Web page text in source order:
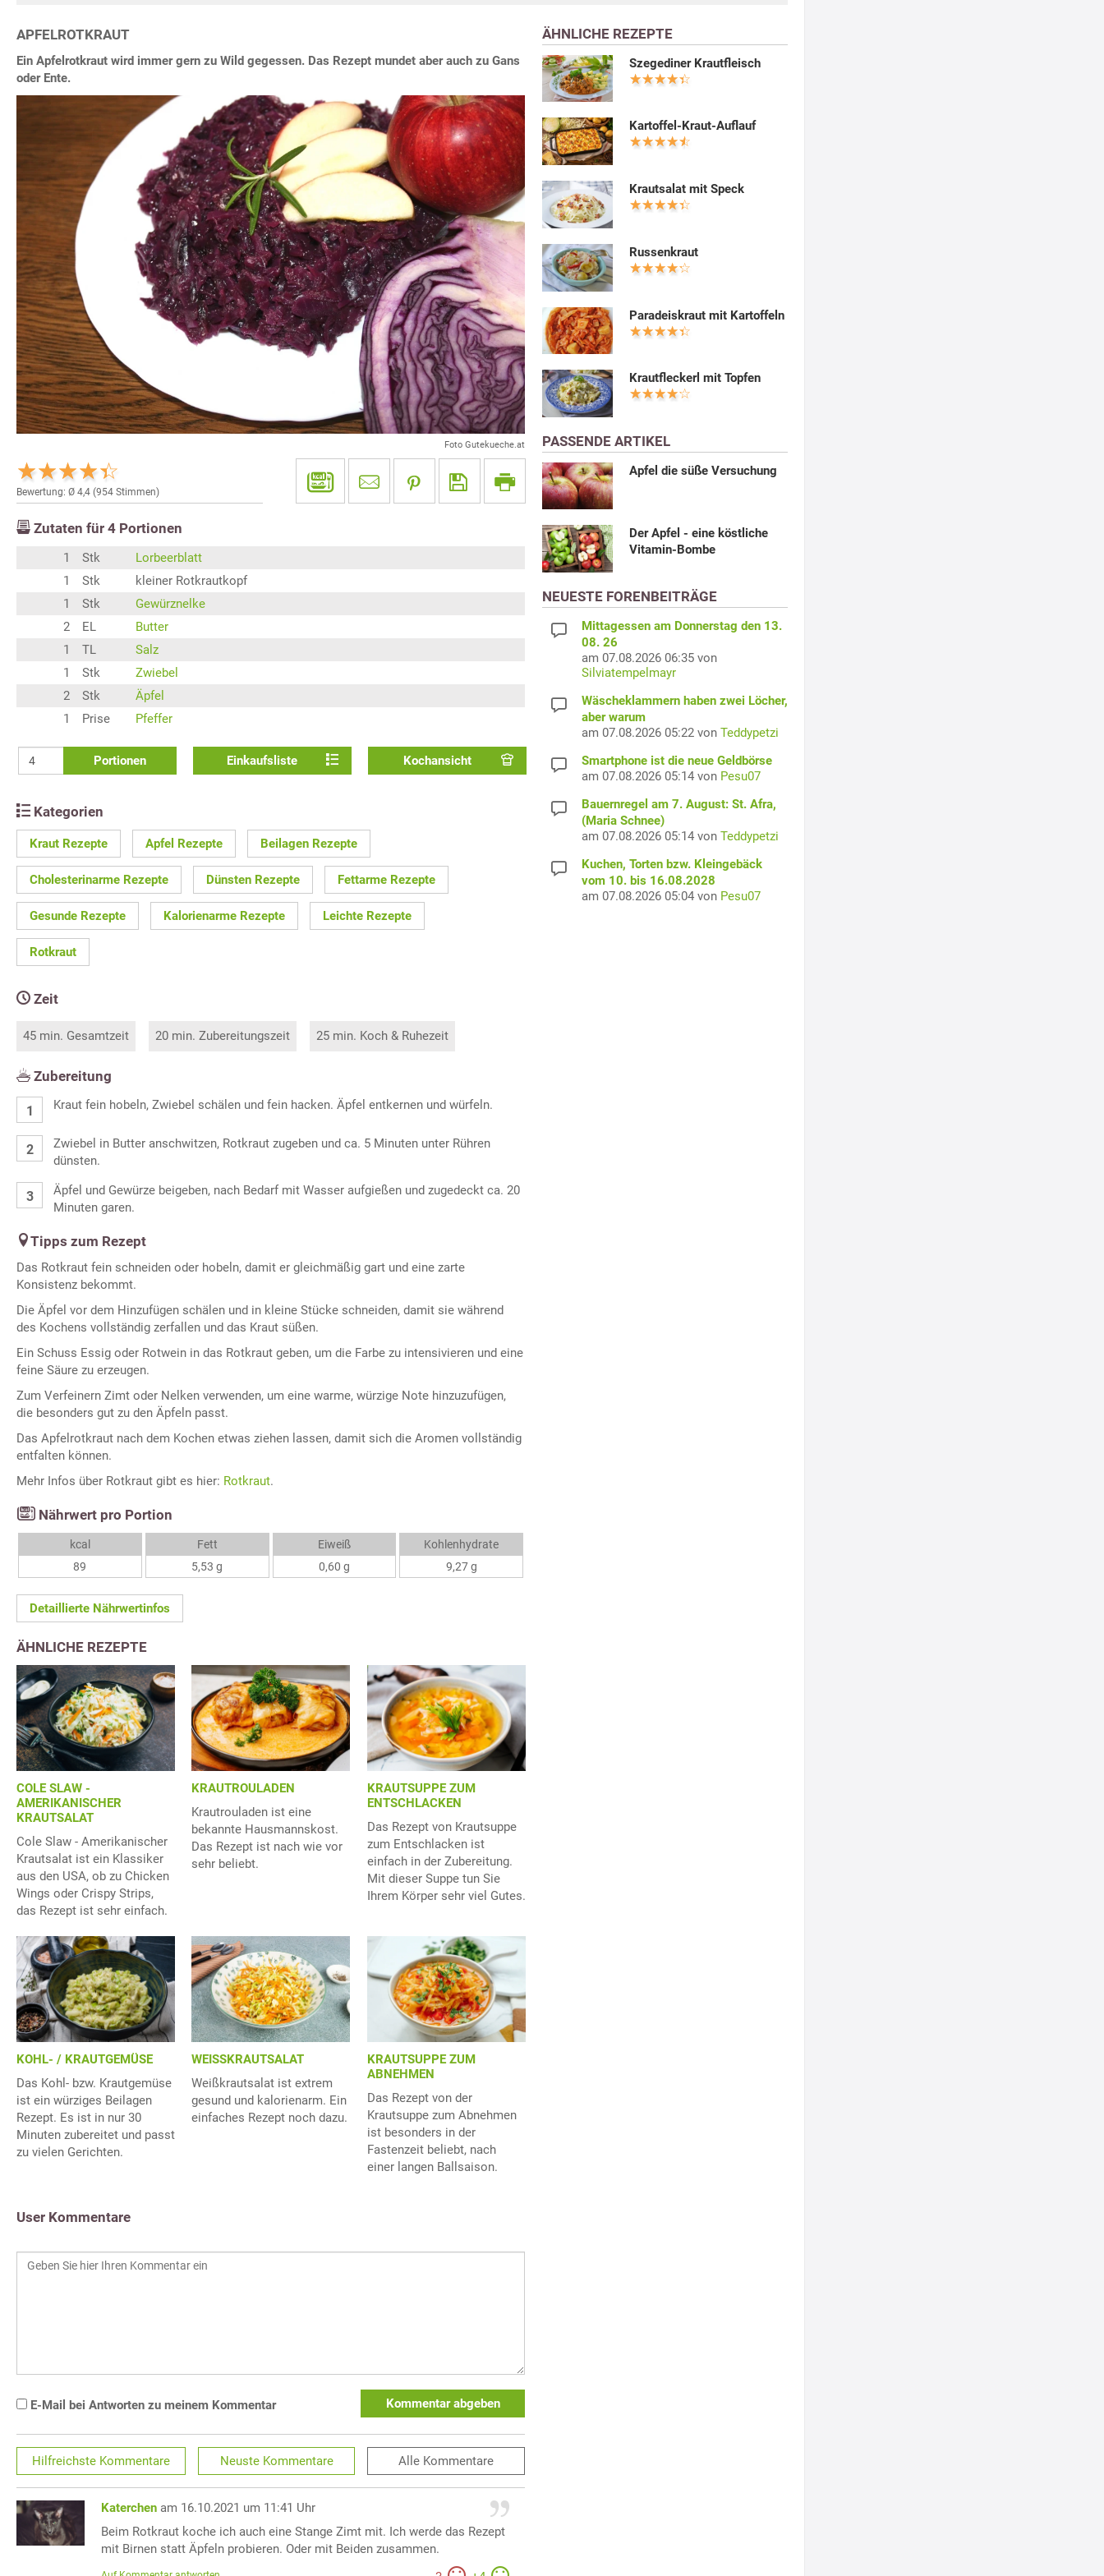
APFELROTKRAUT
Ein Apfelrotkraut wird immer gern zu Wild gegessen. Das Rezept mundet aber auch zu Gans
oder Ente.
Foto Gutekueche.at
Bewertung: Ø 4,4 (954 Stimmen)
Zutaten für 4 Portionen
1 Stk
Lorbeerblatt
1
Stk
kleiner Rotkrautkopf
1
Stk
Gewürznelke
2
EL
Butter
1
TL
Salz
1
Stk
Zwiebel
2
Stk
Äpfel
1
Prise Pfeffer
Portionen Einkaufsliste Kochansicht
Kategorien
Kraut Rezepte Apfel Rezepte Beilagen Rezepte
Cholesterinarme Rezepte Dünsten Rezepte Fettarme Rezepte
Gesunde Rezepte Kalorienarme Rezepte Leichte Rezepte
Rotkraut
Zeit
45 min. Gesamtzeit 20 min. Zubereitungszeit 25 min. Koch & Ruhezeit
Zubereitung
Kraut fein hobeln, Zwiebel schälen und fein hacken. Äpfel entkernen und würfeln.
Zwiebel in Butter anschwitzen, Rotkraut zugeben und ca. 5 Minuten unter Rühren
dünsten.
Äpfel und Gewürze beigeben, nach Bedarf mit Wasser aufgießen und zugedeckt ca. 20
Minuten garen.
Tipps zum Rezept
Das Rotkraut fein schneiden oder hobeln, damit er gleichmäßig gart und eine zarte
Konsistenz bekommt.
Die Äpfel vor dem Hinzufügen schälen und in kleine Stücke schneiden, damit sie während
des Kochens vollständig zerfallen und das Kraut süßen.
Ein Schuss Essig oder Rotwein in das Rotkraut geben, um die Farbe zu intensivieren und eine
feine Säure zu erzeugen.
Zum Verfeinern Zimt oder Nelken verwenden, um eine warme, würzige Note hinzuzufügen,
die besonders gut zu den Äpfeln passt.
Das Apfelrotkraut nach dem Kochen etwas ziehen lassen, damit sich die Aromen vollständig
entfalten können.
Mehr Infos über Rotkraut gibt es hier: Rotkraut.
Nährwert pro Portion
kcal
89
Fett
5,53 g
Eiweiß
0,60 g
Kohlenhydrate
9,27 g
Detaillierte Nährwertinfos
ÄHNLICHE REZEPTE
COLE SLAW -
AMERIKANISCHER
KRAUTSALAT
Cole Slaw - Amerikanischer
Krautsalat ist ein Klassiker
aus den USA, ob zu Chicken
Wings oder Crispy Strips,
das Rezept ist sehr einfach.
KRAUTROULADEN
Krautrouladen ist eine
bekannte Hausmannskost.
Das Rezept ist nach wie vor
sehr beliebt.
KRAUTSUPPE ZUM
ENTSCHLACKEN
Das Rezept von Krautsuppe
zum Entschlacken ist
einfach in der Zubereitung.
Mit dieser Suppe tun Sie
Ihrem Körper sehr viel Gutes.
KOHL- / KRAUTGEMÜSE
Das Kohl- bzw. Krautgemüse
ist ein würziges Beilagen
Rezept. Es ist in nur 30
Minuten zubereitet und passt
zu vielen Gerichten.
WEISSKRAUTSALAT
Weißkrautsalat ist extrem
gesund und kalorienarm. Ein
einfaches Rezept noch dazu.
KRAUTSUPPE ZUM
ABNEHMEN
Das Rezept von der
Krautsuppe zum Abnehmen
ist besonders in der
Fastenzeit beliebt, nach
einer langen Ballsaison.
User Kommentare
E-Mail bei Antworten zu meinem Kommentar Kommentar abgeben
Hilfreichste Kommentare Neuste Kommentare Alle Kommentare
Katerchen am 16.10.2021 um 11:41 Uhr
Beim Rotkraut koche ich auch eine Stange Zimt mit. Ich werde das Rezept
mit Birnen statt Äpfeln probieren. Oder mit Beiden zusammen.
ÄHNLICHE REZEPTE
Szegediner Krautfleisch
Kartoffel-Kraut-Auflauf
Krautsalat mit Speck
Russenkraut
Paradeiskraut mit Kartoffeln
Krautfleckerl mit Topfen
PASSENDE ARTIKEL
Apfel die süße Versuchung
Der Apfel - eine köstliche
Vitamin-Bombe
NEUESTE FORENBEITRÄGE
Mittagessen am Donnerstag den 13.
08. 26
am 07.08.2026 06:35 von
Silviatempelmayr
Wäscheklammern haben zwei Löcher,
aber warum
am 07.08.2026 05:22 von Teddypetzi
Smartphone ist die neue Geldbörse
am 07.08.2026 05:14 von Pesu07
Bauernregel am 7. August: St. Afra,
(Maria Schnee)
am 07.08.2026 05:14 von Teddypetzi
Kuchen, Torten bzw. Kleingebäck
vom 10. bis 16.08.2028
am 07.08.2026 05:04 von Pesu07